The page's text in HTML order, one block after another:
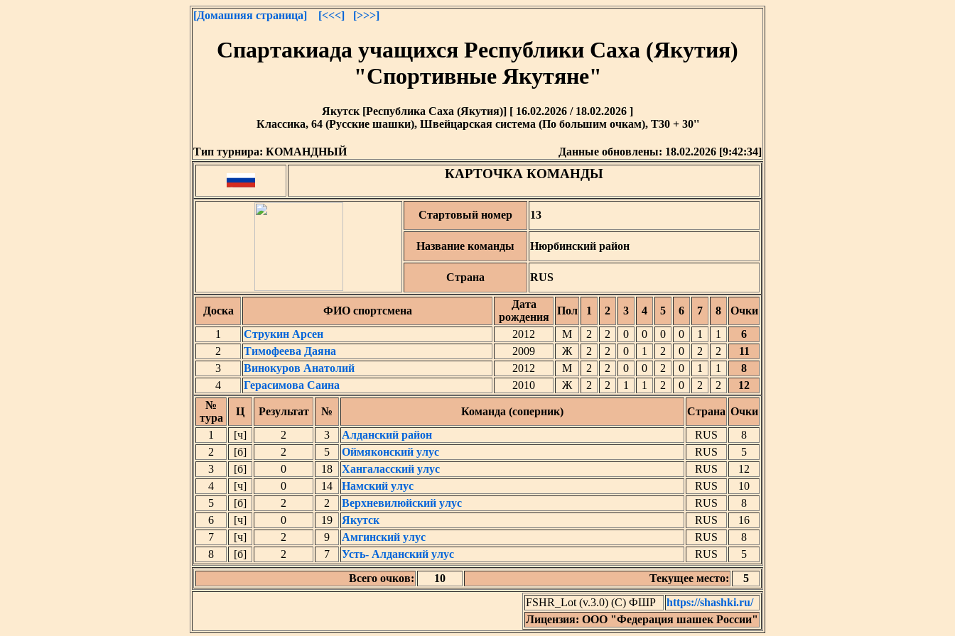
[Домашняя страница] [<<<] [>>>]
Спартакиада учащихся Республики Саха (Якутия)
"Спортивные Якутяне"
Якутск [Республика Саха (Якутия)] [ 16.02.2026 / 18.02.2026 ]
Классика, 64 (Русские шашки), Швейцарская система (По большим очкам), T30 + 30''
Тип турнира: КОМАНДНЫЙ Данные обновлены: 18.02.2026 [9:42:34]
КАРТОЧКА КОМАНДЫ
Стартовый номер 13
Название команды Нюрбинский район
Страна RUS
Доска ФИО спортсмена
Дата
рождения
Пол 1 2 3 4 5 6 7 8
Очки
1
Струкин Арсен 2012 М 2 2 0 0 0 0 1 1
6
2
Тимофеева Даяна 2009 Ж 2 2 0 1 2 0 2 2
11
3
Винокуров Анатолий 2012 М 2 2 0 0 2 0 1 1
8
4
Герасимова Саина 2010 Ж 2 2 1 1 2 0 2 2
12
№
тура
Ц Результат № Команда (соперник) Страна Очки
1
[ч] 2 3 Алданский район RUS
8
2
[б] 2 5 Оймяконский улус RUS
5
3
[б] 0 18 Хангаласский улус RUS
12
4
[ч] 0 14 Намский улус RUS
10
5
[б] 2 2 Верхневилюйский улус RUS
8
6
[ч] 0 19 Якутск RUS
16
7
[ч] 2 9 Амгинский улус RUS
8
8
[б] 2 7 Усть- Алданский улус RUS
5
Всего очков:
10 Текущее место:
5
FSHR_Lot (v.3.0) (C) ФШР
https://shashki.ru/
Лицензия: ООО "Федерация шашек России"